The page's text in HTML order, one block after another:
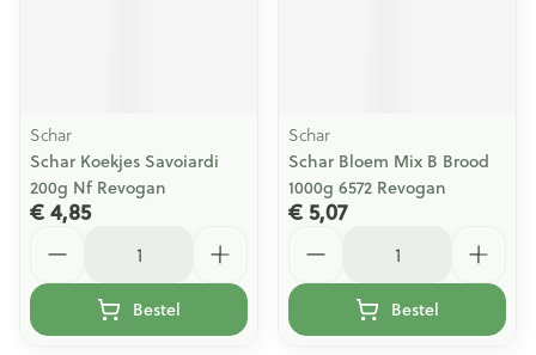
Schar
Schar Koekjes Savoiardi
200g Nf Revogan
€ 4,85
Bestel
Schar
Schar Bloem Mix B Brood
1000g 6572 Revogan
€ 5,07
Bestel